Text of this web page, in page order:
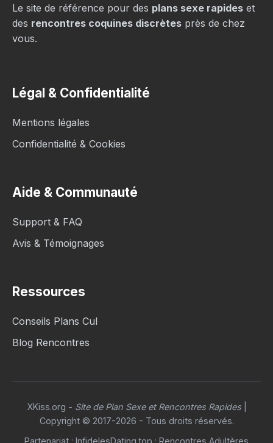
Le site de référence pour des plans sexe rapides et
des rencontres coquines discrètes près de chez
vous.
Légal & Confidentialité
Mentions légales
Confidentialité & Cookies
Aide & Communauté
Support & FAQ
Avis & Témoignages
Ressources
Conseils Plans Cul
Blog Rencontres
XKiss.org - Site de Plan Sexe et Rencontres Rapides|
Copyright © 2017-2026 - Tous droits réservés.
Partenariat : InfidelesDating.top : Rencontres Adultères